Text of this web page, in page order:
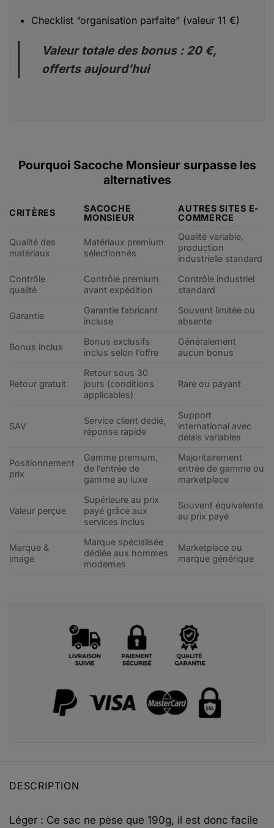
Checklist “organisation parfaite” (valeur 11 €)
Valeur totale des bonus : 20 €,
offerts aujourd’hui
Pourquoi Sacoche Monsieur surpasse les
alternatives
CRITÈRES
SACOCHE
MONSIEUR
AUTRES SITES E-
COMMERCE
Qualité des
matériaux
Matériaux premium
sélectionnés
Qualité variable,
production
industrielle standard
Contrôle
qualité
Contrôle premium
avant expédition
Contrôle industriel
standard
Garantie
Garantie fabricant
incluse
Souvent limitée ou
absente
Bonus inclus
Bonus exclusifs
inclus selon l’offre
Généralement
aucun bonus
Retour gratuit
Retour sous 30
jours (conditions
applicables)
Rare ou payant
SAV
Service client dédié,
réponse rapide
Support
international avec
délais variables
Positionnement
prix
Gamme premium,
de l’entrée de
gamme au luxe
Majoritairement
entrée de gamme ou
marketplace
Valeur perçue
Supérieure au prix
payé grâce aux
services inclus
Souvent équivalente
au prix payé
Marque &
image
Marque spécialisée
dédiée aux hommes
modernes
Marketplace ou
marque générique
DESCRIPTION
Léger : Ce sac ne pèse que 190g, il est donc facile